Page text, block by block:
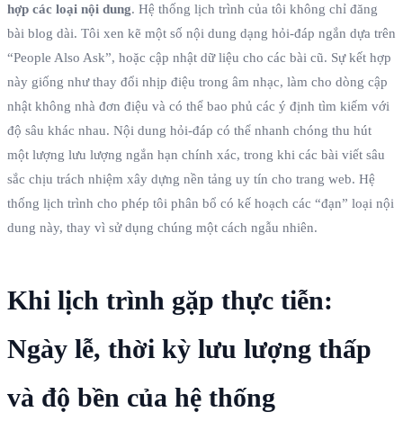
hợp các loại nội dung. Hệ thống lịch trình của tôi không chỉ đăng
bài blog dài. Tôi xen kẽ một số nội dung dạng hỏi‑đáp ngắn dựa trên
“People Also Ask”, hoặc cập nhật dữ liệu cho các bài cũ. Sự kết hợp
này giống như thay đổi nhịp điệu trong âm nhạc, làm cho dòng cập
nhật không nhà đơn điệu và có thể bao phủ các ý định tìm kiếm với
độ sâu khác nhau. Nội dung hỏi‑đáp có thể nhanh chóng thu hút
một lượng lưu lượng ngắn hạn chính xác, trong khi các bài viết sâu
sắc chịu trách nhiệm xây dựng nền tảng uy tín cho trang web. Hệ
thống lịch trình cho phép tôi phân bổ có kế hoạch các “đạn” loại nội
dung này, thay vì sử dụng chúng một cách ngẫu nhiên.
Khi lịch trình gặp thực tiễn:
Ngày lễ, thời kỳ lưu lượng thấp
và độ bền của hệ thống